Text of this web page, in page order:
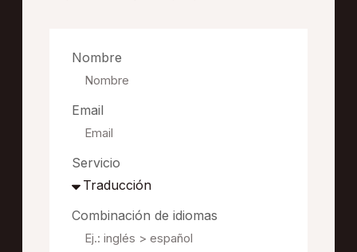
Nombre
Email
Servicio
Combinación de idiomas